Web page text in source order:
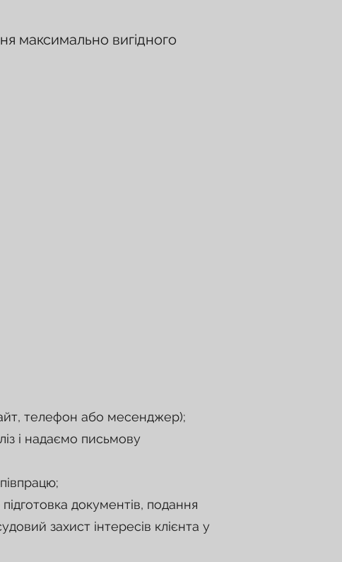
максимально вигідного
телефон або месенджер);
і надаємо письмову
документів, подання
захист інтересів клієнта у